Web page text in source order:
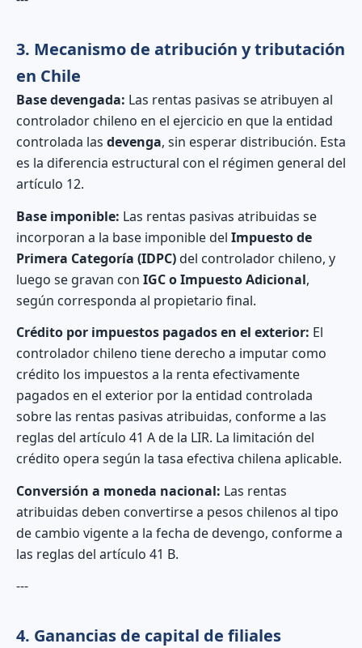
3. Mecanismo de atribución y tributación
en Chile
Base devengada: Las rentas pasivas se atribuyen al
controlador chileno en el ejercicio en que la entidad
controlada las devenga, sin esperar distribución. Esta
es la diferencia estructural con el régimen general del
artículo 12.
Base imponible: Las rentas pasivas atribuidas se
incorporan a la base imponible del Impuesto de
Primera Categoría (IDPC)del controlador chileno, y
luego se gravan con IGC o Impuesto Adicional,
según corresponda al propietario final.
Crédito por impuestos pagados en el exterior: El
controlador chileno tiene derecho a imputar como
crédito los impuestos a la renta efectivamente
pagados en el exterior por la entidad controlada
sobre las rentas pasivas atribuidas, conforme a las
reglas del artículo 41 A de la LIR. La limitación del
crédito opera según la tasa efectiva chilena aplicable.
Conversión a moneda nacional: Las rentas
atribuidas deben convertirse a pesos chilenos al tipo
de cambio vigente a la fecha de devengo, conforme a
las reglas del artículo 41 B.
---
4. Ganancias de capital de filiales